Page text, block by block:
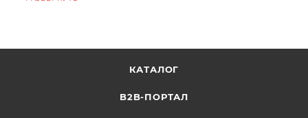
КАТАЛОГ
B2B-ПОРТАЛ